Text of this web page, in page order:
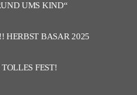
UMS KIND“
HERBST BASAR 2025
FEST!